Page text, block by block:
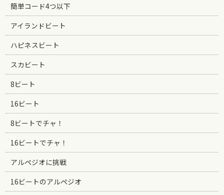
簡単コード4つ以下
アイランドビート
ハピネスビート
スカビート
8ビート
16ビート
8ビートでチャ！
16ビートでチャ！
アルペジオに挑戦
16ビートのアルペジオ